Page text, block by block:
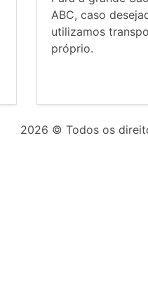
ABC, caso
utilizamos
próprio.
2026 © Todos os